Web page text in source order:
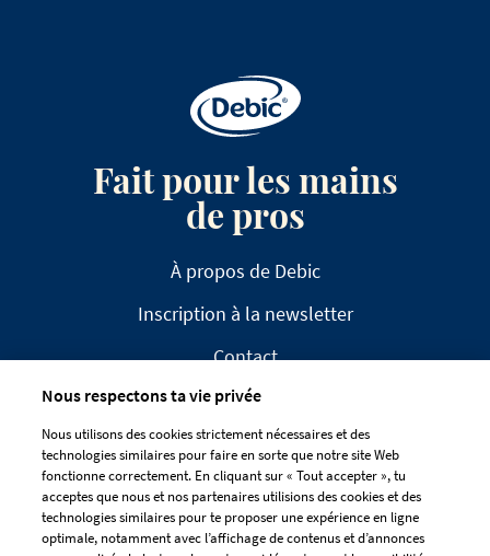
Fait pour les mains
de pros
À propos de Debic
Inscription à la newsletter
Contact
FAQ
CLAUSE DE NON-RESPONSABILITÉ
Nous respectons ta vie privée
Nous utilisons des cookies strictement nécessaires et des
technologies similaires pour faire en sorte que notre site Web
fonctionne correctement. En cliquant sur « Tout accepter », tu
acceptes que nous et nos partenaires utilisions des cookies et des
technologies similaires pour te proposer une expérience en ligne
optimale, notamment avec l’affichage de contenus et d’annonces